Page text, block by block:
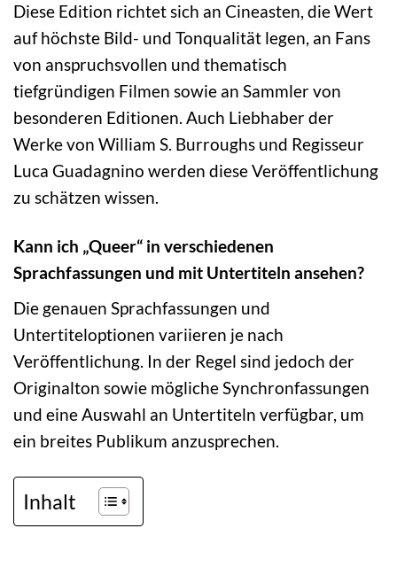
Diese Edition richtet sich an Cineasten, die Wert
auf höchste Bild- und Tonqualität legen, an Fans
von anspruchsvollen und thematisch
tiefgründigen Filmen sowie an Sammler von
besonderen Editionen. Auch Liebhaber der
Werke von William S. Burroughs und Regisseur
Luca Guadagnino werden diese Veröffentlichung
zu schätzen wissen.
Kann ich „Queer“ in verschiedenen
Sprachfassungen und mit Untertiteln ansehen?
Die genauen Sprachfassungen und
Untertiteloptionen variieren je nach
Veröffentlichung. In der Regel sind jedoch der
Originalton sowie mögliche Synchronfassungen
und eine Auswahl an Untertiteln verfügbar, um
ein breites Publikum anzusprechen.
Inhalt